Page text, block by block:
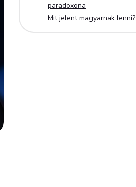
paradoxona
Mit jelent magyarnak lenni?